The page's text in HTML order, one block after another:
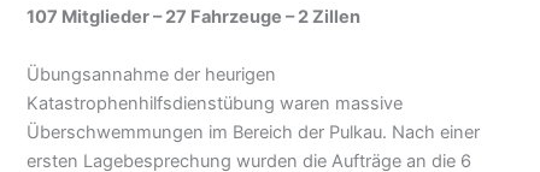
107 Mitglieder – 27 Fahrzeuge – 2 Zillen
Übungsannahme der heurigen
Katastrophenhilfsdienstübung waren massive
Überschwemmungen im Bereich der Pulkau. Nach einer
ersten Lagebesprechung wurden die Aufträge an die 6